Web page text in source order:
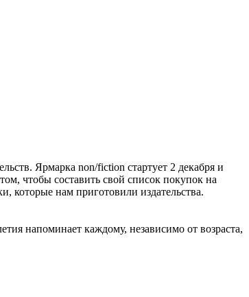
Ярмарка non/fiction стартует 2 декабря и
чтобы составить свой список покупок на
которые нам приготовили издательства.
напоминает каждому, независимо от возраста,